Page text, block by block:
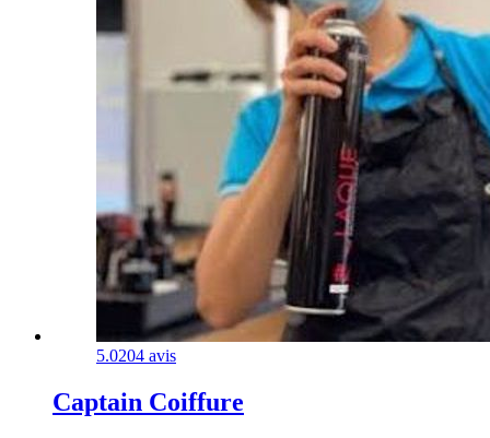
5.0204 avis
Captain Coiffure